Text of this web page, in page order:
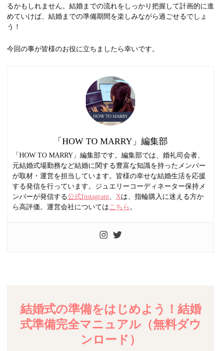
るかもしれません。結婚までの流れをしっかり把握して計画的に進
めていけば、結婚までの準備期間を楽しみながら過ごせるでしょ
う！
今回の事が皆様のお役に立ちましたら幸いです。
「HOW TO MARRY」編集部
「HOW TO MARRY」編集部です。編集部では、婚礼司会者、
元結婚式場勤務など結婚に関する豊富な知識を持ったメンバー
が取材・運営を担当しています。皆様の幸せな結婚生活を応援
する発信を行っています。ジュエリーコーディネーター保持メ
ンバーが発信する公式Instagram Xは、指輪購入に迷える方か
ら高評価。運営会社については こちら 。
結婚式の準備をはじめよう！結婚
式準備完全マニュアル（無料ダウ
ンロード）